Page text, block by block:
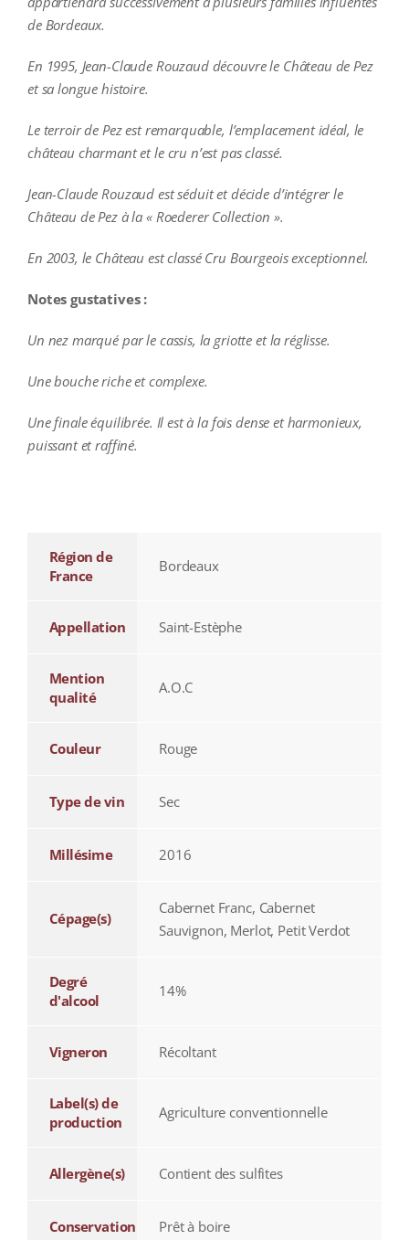
de Bordeaux.
En 1995, Jean-Claude Rouzaud découvre le Château de Pez
et sa longue histoire.
Le terroir de Pez est remarquable, l’emplacement idéal, le
château charmant et le cru n’est pas classé.
Jean-Claude Rouzaud est séduit et décide d’intégrer le
Château de Pez à la « Roederer Collection ».
En 2003, le Château est classé Cru Bourgeois exceptionnel.
Notes gustatives :
Un nez marqué par le cassis, la griotte et la réglisse.
Une bouche riche et complexe.
Une finale équilibrée. Il est à la fois dense et harmonieux,
puissant et raffiné.
Région de
France
Bordeaux
Appellation Saint-Estèphe
Mention
qualité
A.O.C
Couleur Rouge
Type de vin Sec
Millésime 2016
Cépage(s)
Cabernet Franc, Cabernet
Sauvignon, Merlot, Petit Verdot
Degré
d'alcool
14%
Vigneron Récoltant
Label(s) de
production
Agriculture conventionnelle
Allergène(s) Contient des sulfites
Conservation Prêt à boire